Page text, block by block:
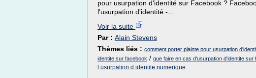
pour usurpation d'identité sur Facebook ?
l'usurpation d'identité -...
Voir la suite
Par : Alain Stevens
Thèmes liés : comment porter plainte pour usurpation
identite sur facebook / que faire en cas d'usurpation d'identite sur
l usurpation d identite numerique